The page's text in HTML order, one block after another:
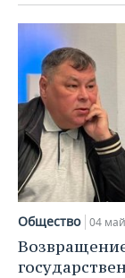
Общество 04